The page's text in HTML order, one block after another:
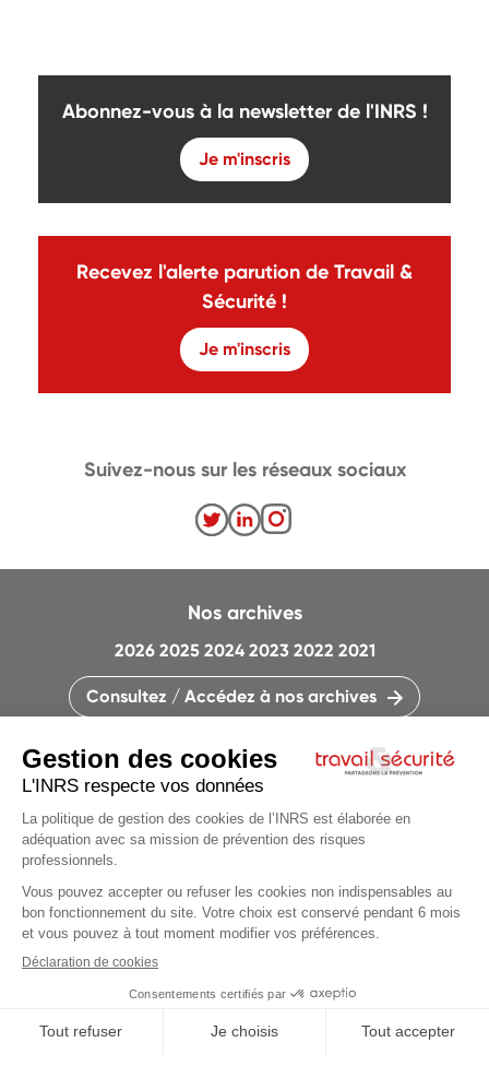
Abonnez-vous à la newsletter de l'INRS !
Je m'inscris
Recevez l'alerte parution de Travail &
Sécurité !
Je m'inscris
CONTACTEZ LA RÉDACTION
QUI SOMMES-NOUS ?
PLAN DU SITE
PARAMÈTRES DES COOKIES
CHARTE DES COOKIES ET TRACEURS
Nos archives
2026 2025 2024 2023 2022 2021
Consultez / Accédez à nos archives
Suivez-nous sur les réseaux sociaux